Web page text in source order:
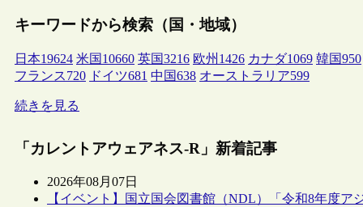
キーワードから検索（国・地域）
日本19624 米国 10660 英国3216 欧州 1426 カナダ1069 韓国950
フランス720 ドイツ681 中国638 オーストラリア599
続きを見る
「カレントアウェアネス-R」新着記事
2026年08月07日
【イベント】国立国会図書館（NDL）「令和8年度ア